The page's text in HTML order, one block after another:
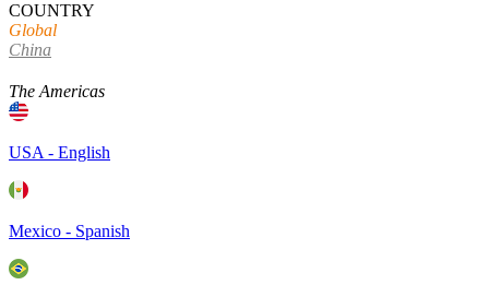
COUNTRY
Global
China
The Americas
USA - English
Mexico - Spanish